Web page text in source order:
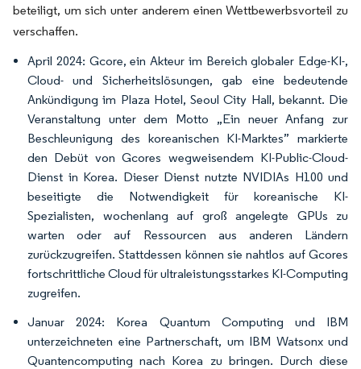
beteiligt, um sich unter anderem einen Wettbewerbsvorteil zu
verschaffen.
April 2024: Gcore, ein Akteur im Bereich globaler Edge-KI-,
Cloud- und Sicherheitslösungen, gab eine bedeutende
Ankündigung im Plaza Hotel, Seoul City Hall, bekannt. Die
Veranstaltung unter dem Motto „Ein neuer Anfang zur
Beschleunigung des koreanischen KI-Marktes” markierte
den Debüt von Gcores wegweisendem KI-Public-Cloud-
Dienst in Korea. Dieser Dienst nutzte NVIDIAs H100 und
beseitigte die Notwendigkeit für koreanische KI-
Spezialisten, wochenlang auf groß angelegte GPUs zu
warten oder auf Ressourcen aus anderen Ländern
zurückzugreifen. Stattdessen können sie nahtlos auf Gcores
fortschrittliche Cloud für ultraleistungsstarkes KI-Computing
zugreifen.
Januar 2024: Korea Quantum Computing und IBM
unterzeichneten eine Partnerschaft, um IBM Watsonx und
Quantencomputing nach Korea zu bringen. Durch diese